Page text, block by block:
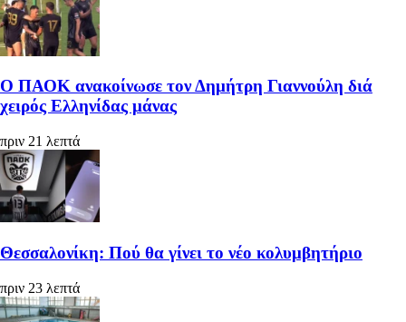
Ο ΠΑΟΚ ανακοίνωσε τον Δημήτρη Γιαννούλη διά
χειρός Ελληνίδας μάνας
πριν 21 λεπτά
Θεσσαλονίκη: Πού θα γίνει το νέο κολυμβητήριο
πριν 23 λεπτά